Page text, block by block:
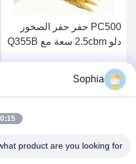
PC500 حفر حفر الصخور
دلو 2.5cbm سعة مع Q355B
احصل على افضل سعر
Sophia
AM
product are you looking for?